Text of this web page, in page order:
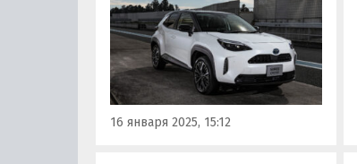
на одной платформе с
известным хэтчбеком Yaris. Он
продается как из наличия, так
и под заказ, и стоит минимум 1
900 000 рублей, пишут
«Автоновости дня» Дешевле…
16 января 2025, 15:12